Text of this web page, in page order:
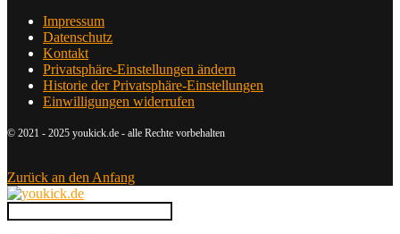
Impressum
Datenschutz
Kontakt
Privatsphäre-Einstellungen ändern
Historie der Privatsphäre-Einstellungen
Einwilligungen widerrufen
© 2021 - 2025 youkick.de - alle Rechte vorbehalten
Zurück an den Anfang